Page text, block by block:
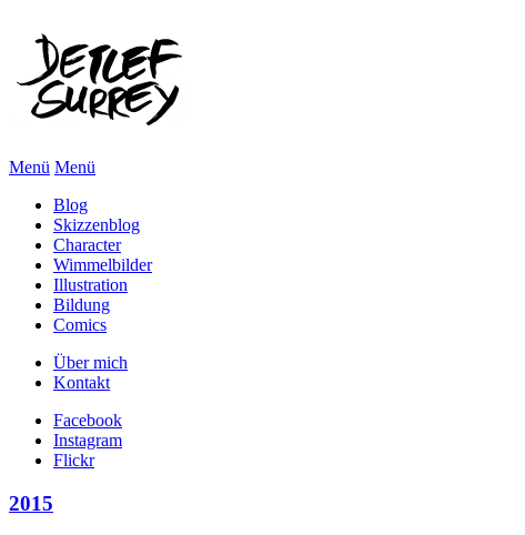
Menü Menü
Blog
Skizzenblog
Character
Wimmelbilder
Illustration
Bildung
Comics
Über mich
Kontakt
Facebook
Instagram
Flickr
2015